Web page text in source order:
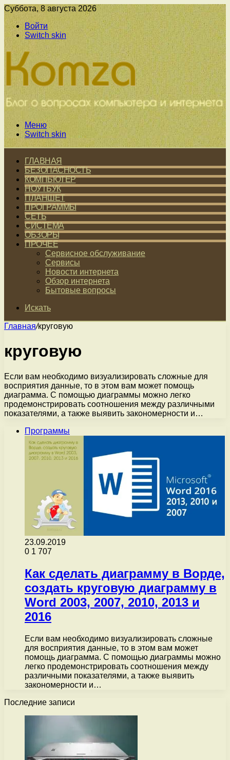
Суббота, 8 августа 2026
Войти
Switch skin
Меню
Switch skin
ГЛАВНАЯ
БЕЗОПАСНОСТЬ
КОМПЬЮТЕР
НОУТБУК
ПЛАНШЕТ
ПРОГРАММЫ
СЕТЬ
СИСТЕМА
ОБЗОРЫ
ПРОЧЕЕ
Сервисное обслуживание
Сервисы
Новости интернета
Обзор интернета
Бытовые вопросы
Искать
Главная/круговую
круговую
Если вам необходимо визуализировать сложные для
восприятия данные, то в этом вам может помощь
диаграмма. С помощью диаграммы можно легко
продемонстрировать соотношения между различными
показателями, а также выявить закономерности и…
Программы
23.09.2019
0 1 707
Как сделать диаграмму в Ворде,
создать круговую диаграмму в
Word 2003, 2007, 2010, 2013 и
2016
Если вам необходимо визуализировать сложные
для восприятия данные, то в этом вам может
помощь диаграмма. С помощью диаграммы можно
легко продемонстрировать соотношения между
различными показателями, а также выявить
закономерности и…
Последние записи